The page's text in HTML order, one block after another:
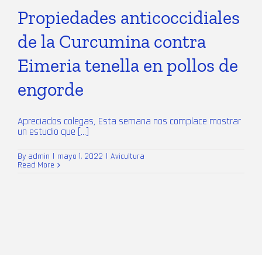
Propiedades anticoccidiales
de la Curcumina contra
Eimeria tenella en pollos de
engorde
Apreciados colegas, Esta semana nos complace mostrar
un estudio que [...]
By admin mayo 1, 2022
Avicultura
Read More